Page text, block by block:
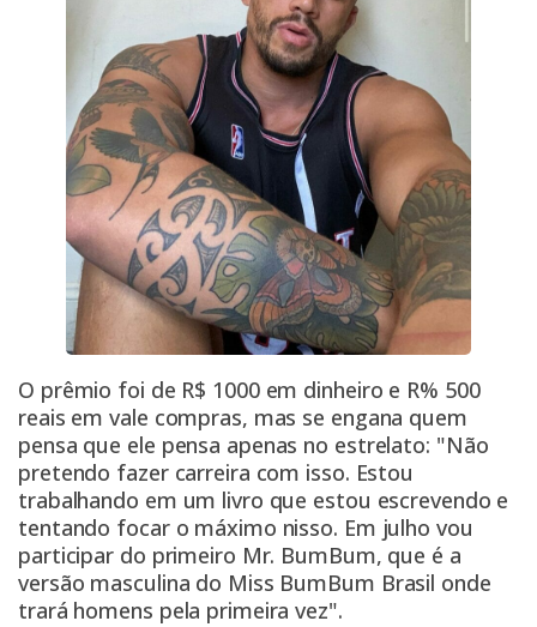
O prêmio foi de R$ 1000 em dinheiro e R% 500
reais em vale compras, mas se engana quem
pensa que ele pensa apenas no estrelato: "Não
pretendo fazer carreira com isso. Estou
trabalhando em um livro que estou escrevendo e
tentando focar o máximo nisso. Em julho vou
participar do primeiro Mr. BumBum, que é a
versão masculina do Miss BumBum Brasil onde
trará homens pela primeira vez".